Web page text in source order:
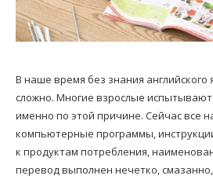
В наше время без знания английского
сложно. Многие взрослые
именно по этой причине. Сейчас все
компьютерные программы,
к продуктам потребления,
перевод выполнен нечетко,